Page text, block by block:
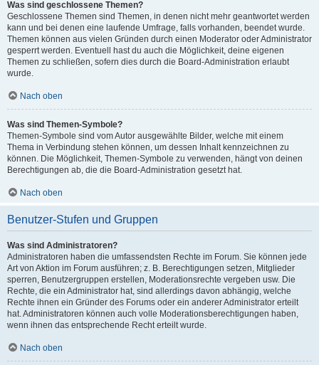
Was sind geschlossene Themen?
Geschlossene Themen sind Themen, in denen nicht mehr geantwortet werden
kann und bei denen eine laufende Umfrage, falls vorhanden, beendet wurde.
Themen können aus vielen Gründen durch einen Moderator oder Administrator
gesperrt werden. Eventuell hast du auch die Möglichkeit, deine eigenen
Themen zu schließen, sofern dies durch die Board-Administration erlaubt
wurde.
Nach oben
Was sind Themen-Symbole?
Themen-Symbole sind vom Autor ausgewählte Bilder, welche mit einem
Thema in Verbindung stehen können, um dessen Inhalt kennzeichnen zu
können. Die Möglichkeit, Themen-Symbole zu verwenden, hängt von deinen
Berechtigungen ab, die die Board-Administration gesetzt hat.
Nach oben
Benutzer-Stufen und Gruppen
Was sind Administratoren?
Administratoren haben die umfassendsten Rechte im Forum. Sie können jede
Art von Aktion im Forum ausführen; z. B. Berechtigungen setzen, Mitglieder
sperren, Benutzergruppen erstellen, Moderationsrechte vergeben usw. Die
Rechte, die ein Administrator hat, sind allerdings davon abhängig, welche
Rechte ihnen ein Gründer des Forums oder ein anderer Administrator erteilt
hat. Administratoren können auch volle Moderationsberechtigungen haben,
wenn ihnen das entsprechende Recht erteilt wurde.
Nach oben